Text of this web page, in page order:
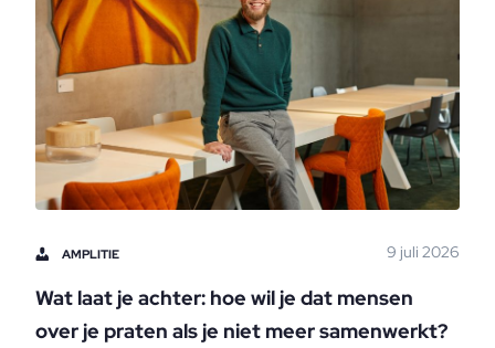
AMPLITIE 9 juli 2026
Wat laat je achter: hoe wil je dat mensen
over je praten als je niet meer samenwerkt?